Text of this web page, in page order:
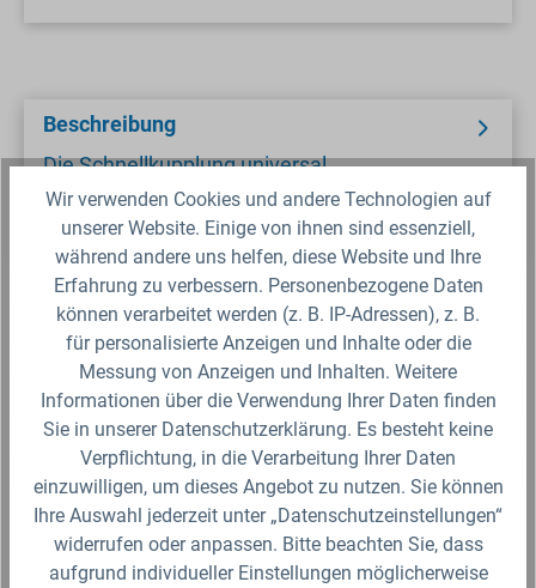
Beschreibung
Die Schnellkupplung universal
Blindkupplung&nbsp;ist für Wasser und flüssige
Stoffe, welche Messing nicht angreifen
geeignet.
Sicherheitsdatenblatt
Fragen zum Artikel?
Produktbewertungen
Wir verwenden Cookies und andere Technologien auf
unserer Website. Einige von ihnen sind essenziell,
während andere uns helfen, diese Website und Ihre
Erfahrung zu verbessern. Personenbezogene Daten
können verarbeitet werden (z. B. IP-Adressen), z. B.
für personalisierte Anzeigen und Inhalte oder die
Messung von Anzeigen und Inhalten. Weitere
Informationen über die Verwendung Ihrer Daten finden
Sie in unserer Datenschutzerklärung. Es besteht keine
Verpflichtung, in die Verarbeitung Ihrer Daten
einzuwilligen, um dieses Angebot zu nutzen. Sie können
Ihre Auswahl jederzeit unter „Datenschutzeinstellungen“
widerrufen oder anpassen. Bitte beachten Sie, dass
aufgrund individueller Einstellungen möglicherweise